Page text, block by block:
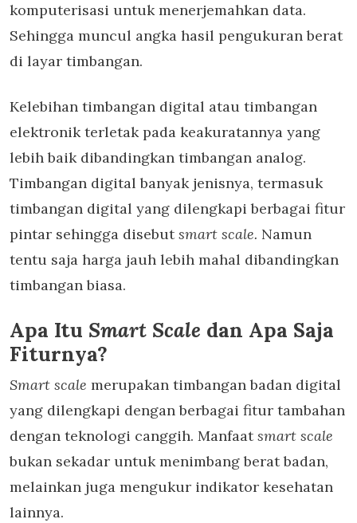
komputerisasi untuk menerjemahkan data.
Sehingga muncul angka hasil pengukuran berat
di layar timbangan.
Kelebihan timbangan digital atau timbangan
elektronik terletak pada keakuratannya yang
lebih baik dibandingkan timbangan analog.
Timbangan digital banyak jenisnya, termasuk
timbangan digital yang dilengkapi berbagai fitur
pintar sehingga disebutsmart scale. Namun
tentu saja harga jauh lebih mahal dibandingkan
timbangan biasa.
Apa Itu Smart Scale dan Apa Saja
Fiturnya?
Smart scale merupakan timbangan badan digital
yang dilengkapi dengan berbagai fitur tambahan
dengan teknologi canggih. Manfaatsmart scale
bukan sekadar untuk menimbang berat badan,
melainkan juga mengukur indikator kesehatan
lainnya.